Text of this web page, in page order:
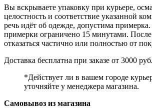
Вы вскрываете упаковку при курьере,
целостность и соответствие указанной
речь идёт об одежде, допустима
примерки ограничено 15 минутами.
отказаться частично или полностью от
Доставка бесплатна при заказе от 3000
*Действует ли в вашем городе
уточняйте у менеджера магазина.
Самовывоз из магазина